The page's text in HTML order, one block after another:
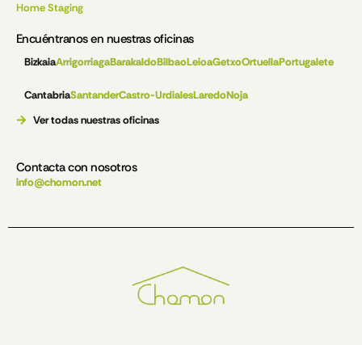
Home Staging
Encuéntranos en nuestras oficinas
BizkaiaArrigorriagaBarakaldoBilbaoLeioaGetxoOrtuellaPortugalete
CantabriaSantanderCastro-UrdialesLaredoNoja
Ver todas nuestras oficinas
Contacta con nosotros
info@chomon.net